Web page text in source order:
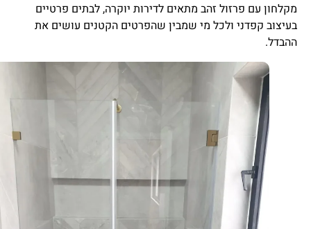
מקלחון עם פרזול זהב מתאים לדירות יוקרה, לבתים פרטיים
בעיצוב קפדני ולכל מי שמבין שהפרטים הקטנים עושים את
ההבדל.